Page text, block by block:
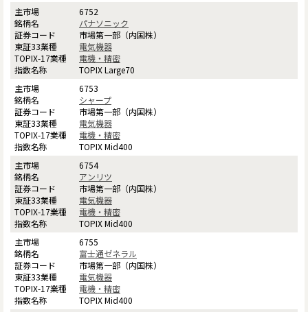
6752
パナソニック
市場第一部（内国株）
電気機器
電機・精密
TOPIX Large70
6753
シャープ
市場第一部（内国株）
電気機器
電機・精密
TOPIX Mid400
6754
アンリツ
市場第一部（内国株）
電気機器
電機・精密
TOPIX Mid400
6755
富士通ゼネラル
市場第一部（内国株）
電気機器
電機・精密
TOPIX Mid400